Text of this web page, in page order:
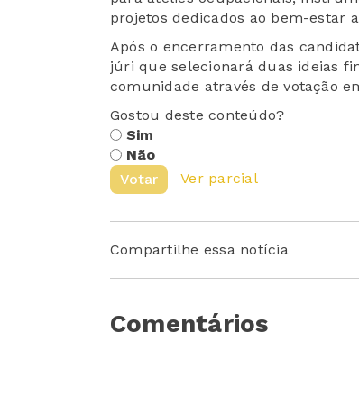
projetos dedicados ao bem-estar
Após o encerramento das
júri que selecionará duas ideias
comunidade através de votação
Gostou deste conteúdo?
Sim
Não
Votar
Ver parcial
Compartilhe essa notícia
Comentários